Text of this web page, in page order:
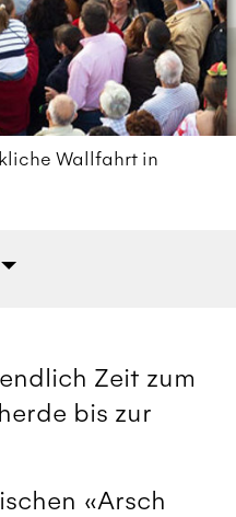
Wallfahrt in
Zeit zum
bis zur
«Arsch